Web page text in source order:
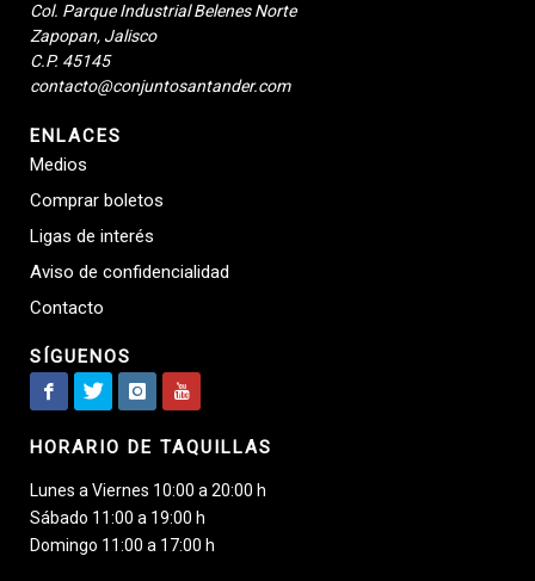
Col. Parque Industrial Belenes Norte
Zapopan, Jalisco
C.P. 45145
contacto@conjuntosantander.com
ENLACES
Medios
Comprar boletos
Ligas de interés
Aviso de confidencialidad
Contacto
SÍGUENOS
HORARIO DE TAQUILLAS
Lunes a Viernes 10:00 a 20:00 h
Sábado 11:00 a 19:00 h
Domingo 11:00 a 17:00 h